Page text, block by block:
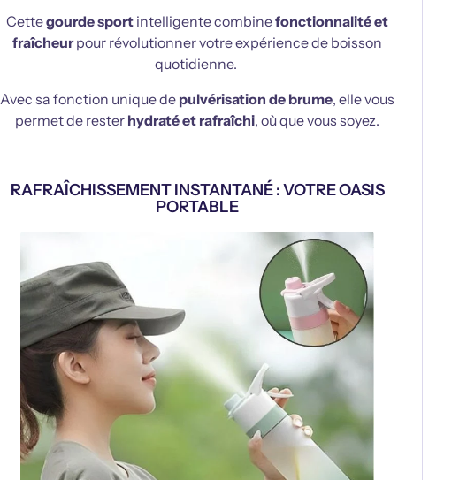
Cettegourde sport intelligente combinefonctionnalité et
fraîcheurpour révolutionner votre expérience de boisson
quotidienne.
Avec sa fonction unique de pulvérisation de brume, elle vous
permet de rester hydraté et rafraîchi, où que vous soyez.
RAFRAÎCHISSEMENT INSTANTANÉ : VOTRE OASIS
PORTABLE